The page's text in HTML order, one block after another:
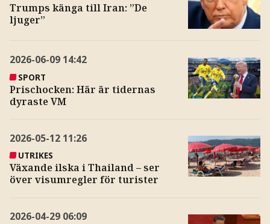
Trumps känga till Iran: ”De
ljuger”
2026-06-09 14:42
SPORT
Prischocken: Här är tidernas
dyraste VM
2026-05-12 11:26
UTRIKES
Växande ilska i Thailand – ser
över visumregler för turister
2026-04-29 06:09